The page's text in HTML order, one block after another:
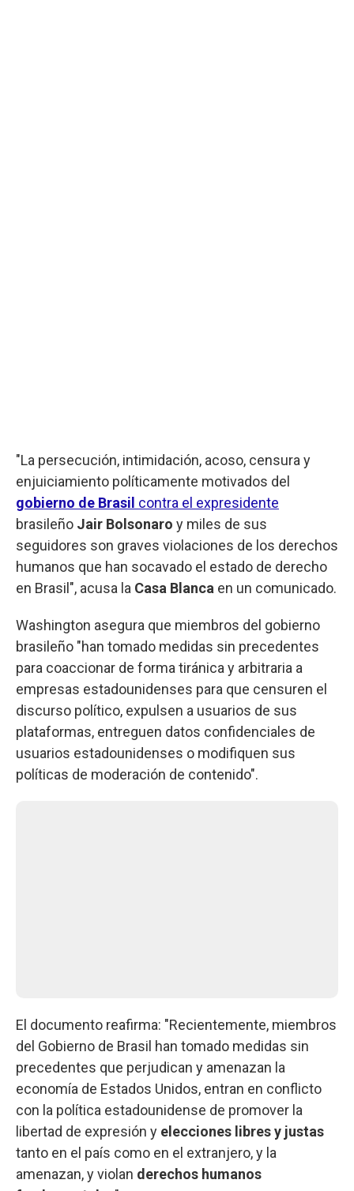
"La persecución, intimidación, acoso, censura y
enjuiciamiento políticamente motivados del
gobierno de Brasil contra el expresidente
brasileño Jair Bolsonaro y miles de sus
seguidores son graves violaciones de los derechos
humanos que han socavado el estado de derecho
en Brasil", acusa la Casa Blanca en un comunicado.
Washington asegura que miembros del gobierno
brasileño "han tomado medidas sin precedentes
para coaccionar de forma tiránica y arbitraria a
empresas estadounidenses para que censuren el
discurso político, expulsen a usuarios de sus
plataformas, entreguen datos confidenciales de
usuarios estadounidenses o modifiquen sus
políticas de moderación de contenido".
El documento reafirma: "Recientemente, miembros
del Gobierno de Brasil han tomado medidas sin
precedentes que perjudican y amenazan la
economía de Estados Unidos, entran en conflicto
con la política estadounidense de promover la
libertad de expresión y elecciones libres y justas
tanto en el país como en el extranjero, y la
amenazan, y violan derechos humanos